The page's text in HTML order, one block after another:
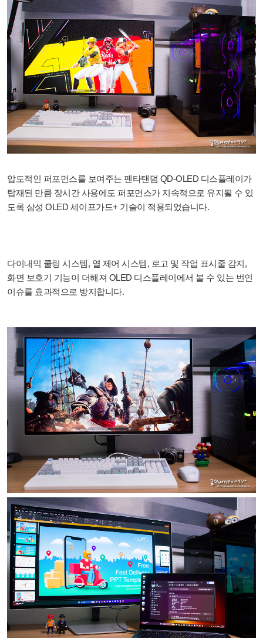
압도적인 퍼포먼스를 보여주는 펜타탠덤 QD-OLED 디스플레이가
탑재된 만큼 장시간 사용에도 퍼포먼스가 지속적으로 유지될 수 있
도록 삼성 OLED 세이프가드+ 기술이 적용되었습니다.
다이내믹 쿨링 시스템, 열 제어 시스템, 로고 및 작업 표시줄 감지,
화면 보호기 기능이 더해져 OLED 디스플레이에서 볼 수 있는 번인
이슈를 효과적으로 방지합니다.